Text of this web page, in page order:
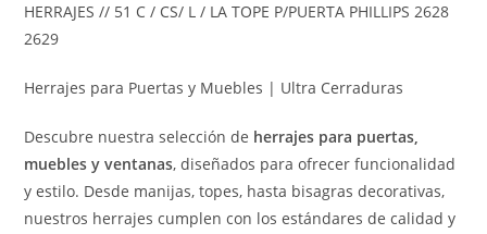
HERRAJES // 51 C / CS/ L / LA TOPE P/PUERTA PHILLIPS 2628
2629
Herrajes para Puertas y Muebles | Ultra Cerraduras
Descubre nuestra selección de herrajes para puertas,
muebles y ventanas, diseñados para ofrecer funcionalidad
y estilo. Desde manijas, topes, hasta bisagras decorativas,
nuestros herrajes cumplen con los estándares de calidad y